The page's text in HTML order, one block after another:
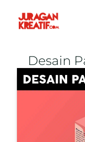
Desain